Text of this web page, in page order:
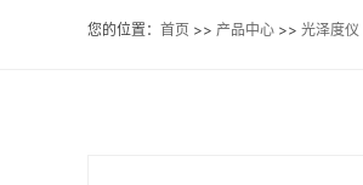
您的位置： 首页 >> 产品中心 >> 光泽度仪